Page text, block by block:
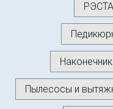
Пылесосы и